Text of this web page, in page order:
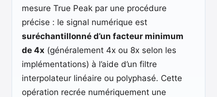
mesure True Peak par une procédure
précise : le signal numérique est
suréchantillonné d’un facteur minimum
de 4x (généralement 4x ou 8x selon les
implémentations) à l’aide d’un filtre
interpolateur linéaire ou polyphasé. Cette
opération recrée numériquement une